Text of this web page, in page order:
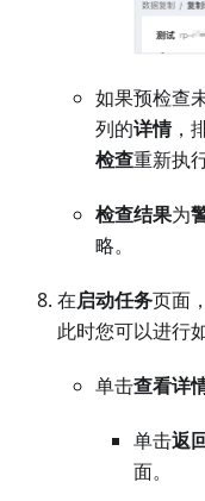
如果预检查
列的详情，
检查重新执
检查结果为
略。
在启动任务页面
此时您可以进行
单击查看详
单击返
面。